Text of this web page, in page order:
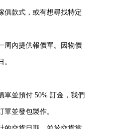
俱款式，或有想尋找特定
周內提供報價單。因物價
單並預付 50% 訂金，我們
並發包製作。